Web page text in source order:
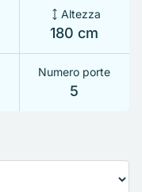
Altezza
180 cm
Numero porte
5